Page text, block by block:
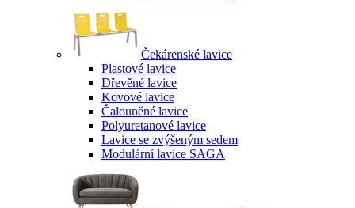
Čekárenské lavice
Plastové lavice
Dřevěné lavice
Kovové lavice
Čalouněné lavice
Polyuretanové lavice
Lavice se zvýšeným sedem
Modulární lavice SAGA